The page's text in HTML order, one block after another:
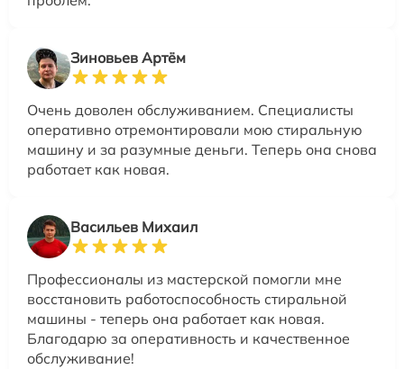
Зиновьев Артём
Очень доволен обслуживанием. Специалисты
оперативно отремонтировали мою стиральную
машину и за разумные деньги. Теперь она снова
работает как новая.
Васильев Михаил
Профессионалы из мастерской помогли мне
восстановить работоспособность стиральной
машины - теперь она работает как новая.
Благодарю за оперативность и качественное
обслуживание!